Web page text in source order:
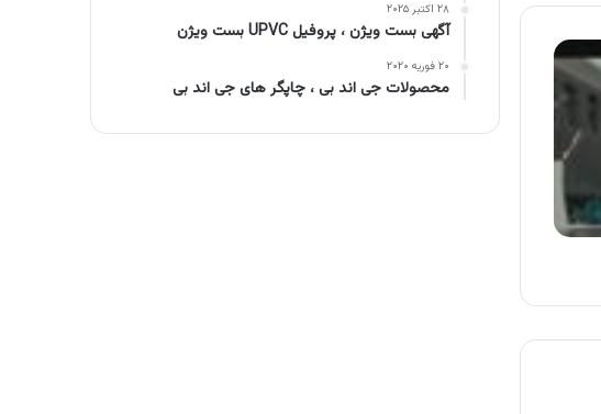
۲۸ اکتبر ۲۰۲۵
آگهی بست ویژن ، پروفیل UPVC بست ویژن
۲۰ فوریه ۲۰۲۰
محصولات جی اند بی ، چاپگر های جی اند بی